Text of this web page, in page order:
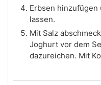
Erbsen
lassen.
Mit Salz
Joghurt vor dem
dazureichen. Mit